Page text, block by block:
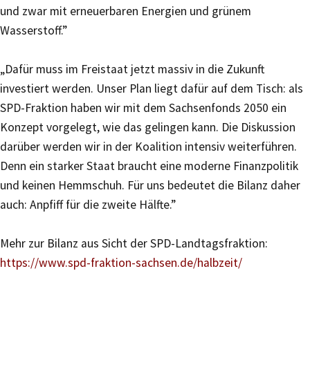
und zwar mit erneuerbaren Energien und grünem
Wasserstoff.”
„Dafür muss im Freistaat jetzt massiv in die Zukunft
investiert werden. Unser Plan liegt dafür auf dem Tisch: als
SPD-Fraktion haben wir mit dem Sachsenfonds 2050 ein
Konzept vorgelegt, wie das gelingen kann. Die Diskussion
darüber werden wir in der Koalition intensiv weiterführen.
Denn ein starker Staat braucht eine moderne Finanzpolitik
und keinen Hemmschuh. Für uns bedeutet die Bilanz daher
auch: Anpfiff für die zweite Hälfte.”
Mehr zur Bilanz aus Sicht der SPD-Landtagsfraktion:
https://www.spd-fraktion-sachsen.de/halbzeit/